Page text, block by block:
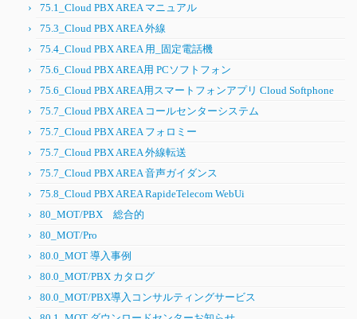
75.1_Cloud PBX AREA マニュアル
75.3_Cloud PBX AREA 外線
75.4_Cloud PBX AREA 用_固定電話機
75.6_Cloud PBX AREA用 PCソフトフォン
75.6_Cloud PBX AREA用スマートフォンアプリ Cloud Softphone
75.7_Cloud PBX AREA コールセンターシステム
75.7_Cloud PBX AREA フォロミー
75.7_Cloud PBX AREA 外線転送
75.7_Cloud PBX AREA 音声ガイダンス
75.8_Cloud PBX AREA RapideTelecom WebUi
80_MOT/PBX 総合的
80_MOT/Pro
80.0_MOT 導入事例
80.0_MOT/PBX カタログ
80.0_MOT/PBX導入コンサルティングサービス